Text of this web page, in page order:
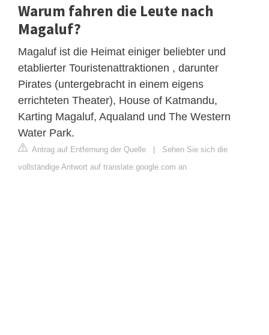
Warum fahren die Leute nach
Magaluf?
Magaluf ist die Heimat einiger beliebter und
etablierter Touristenattraktionen , darunter
Pirates (untergebracht in einem eigens
errichteten Theater), House of Katmandu,
Karting Magaluf, Aqualand und The Western
Water Park.
Antrag auf Entfernung der Quelle | Sehen Sie sich die
vollständige Antwort auf translate.google.com an